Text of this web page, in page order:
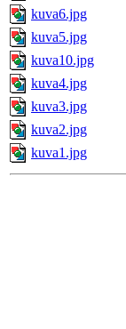
kuva6.jpg
kuva5.jpg
kuva10.jpg
kuva4.jpg
kuva3.jpg
kuva2.jpg
kuva1.jpg